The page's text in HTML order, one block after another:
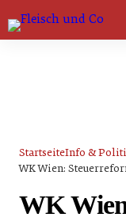
Marktführer
StartseiteInfo &
WK Wien:
WK